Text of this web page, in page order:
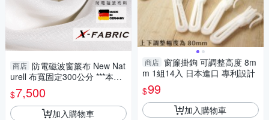
商店 防電磁波窗簾布 New Nat
urell 布寬固定300公分 ***本商
品僅為布料本身 不包含窗簾軌
道等施作***
$7,500
加入購物車
商店 窗簾掛鉤 可調整高度 8m
m 1組14入 日本進口 專利設計
$99
加入購物車